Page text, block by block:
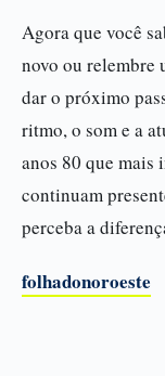
Agora que você
novo ou relembre
dar o próximo
ritmo, o som e a
anos 80 que mais
continuam
perceba a
folhadonoroeste